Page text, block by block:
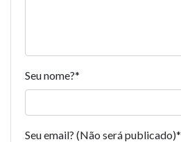
Seu nome?*
Seu email? (Não será publicado)*